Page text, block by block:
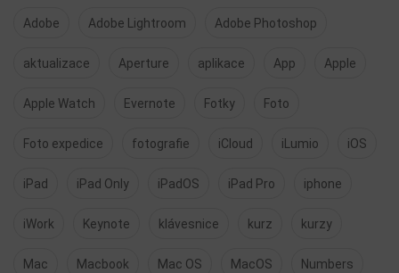
Adobe Adobe Lightroom Adobe Photoshop
aktualizace Aperture aplikace App Apple
Apple Watch Evernote Fotky Foto
Foto expedice fotografie iCloud iLumio iOS
iPad iPad Only iPadOS iPad Pro iphone
iWork Keynote klávesnice kurz kurzy
Mac Macbook Mac OS MacOS Numbers